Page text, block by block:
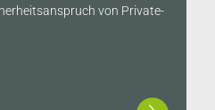
von Private-